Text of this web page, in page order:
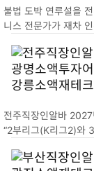
불법 도박 연루설을
니스 전문가가 재차 인천주부
전주직장인알바 2027년부터
“2부리그(K리그2)와